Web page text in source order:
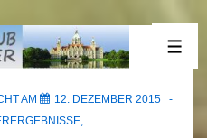
AM
12. DEZEMBER 2015
,